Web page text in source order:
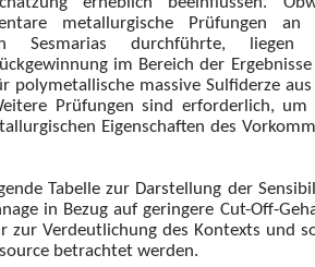
metallurgische Prüfungen an
Sesmarias durchführte, liegen
im Bereich der
polymetallische massive Sulfiderze
Prüfungen sind erforderlich, um
Eigenschaften des
Tabelle zur Darstellung der
in Bezug auf geringere Cut-Off-
zur Verdeutlichung des Kontexts und
betrachtet werden.